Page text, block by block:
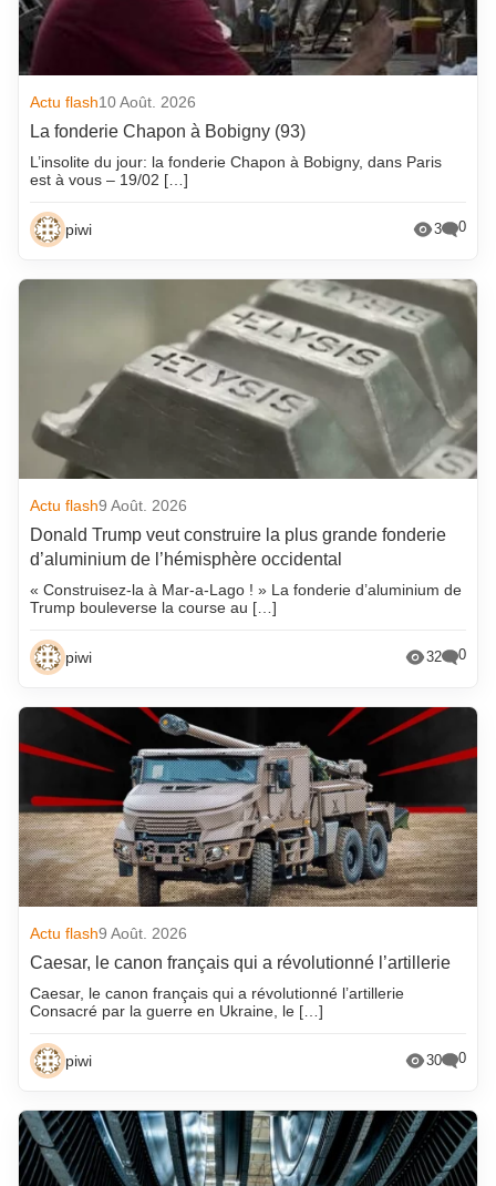
Actu flash10 Août. 2026
La fonderie Chapon à Bobigny (93)
L’insolite du jour: la fonderie Chapon à Bobigny, dans Paris
est à vous – 19/02 […]
piwi 3 0
Actu flash9 Août. 2026
Donald Trump veut construire la plus grande fonderie
d’aluminium de l’hémisphère occidental
« Construisez-la à Mar-a-Lago ! » La fonderie d’aluminium de
Trump bouleverse la course au […]
piwi 32 0
Actu flash9 Août. 2026
Caesar, le canon français qui a révolutionné l’artillerie
Caesar, le canon français qui a révolutionné l’artillerie
Consacré par la guerre en Ukraine, le […]
piwi 30 0